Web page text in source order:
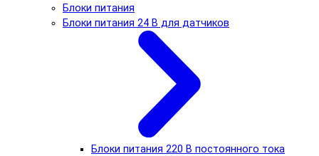
Блоки питания
Блоки питания 24 В для датчиков
Блоки питания 220 В постоянного тока